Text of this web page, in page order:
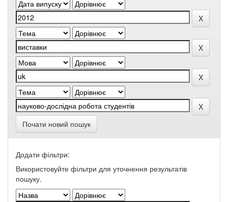
Почати новий пошук
Додати фільтри:
Використовуйте фільтри для уточнення результатів
пошуку.